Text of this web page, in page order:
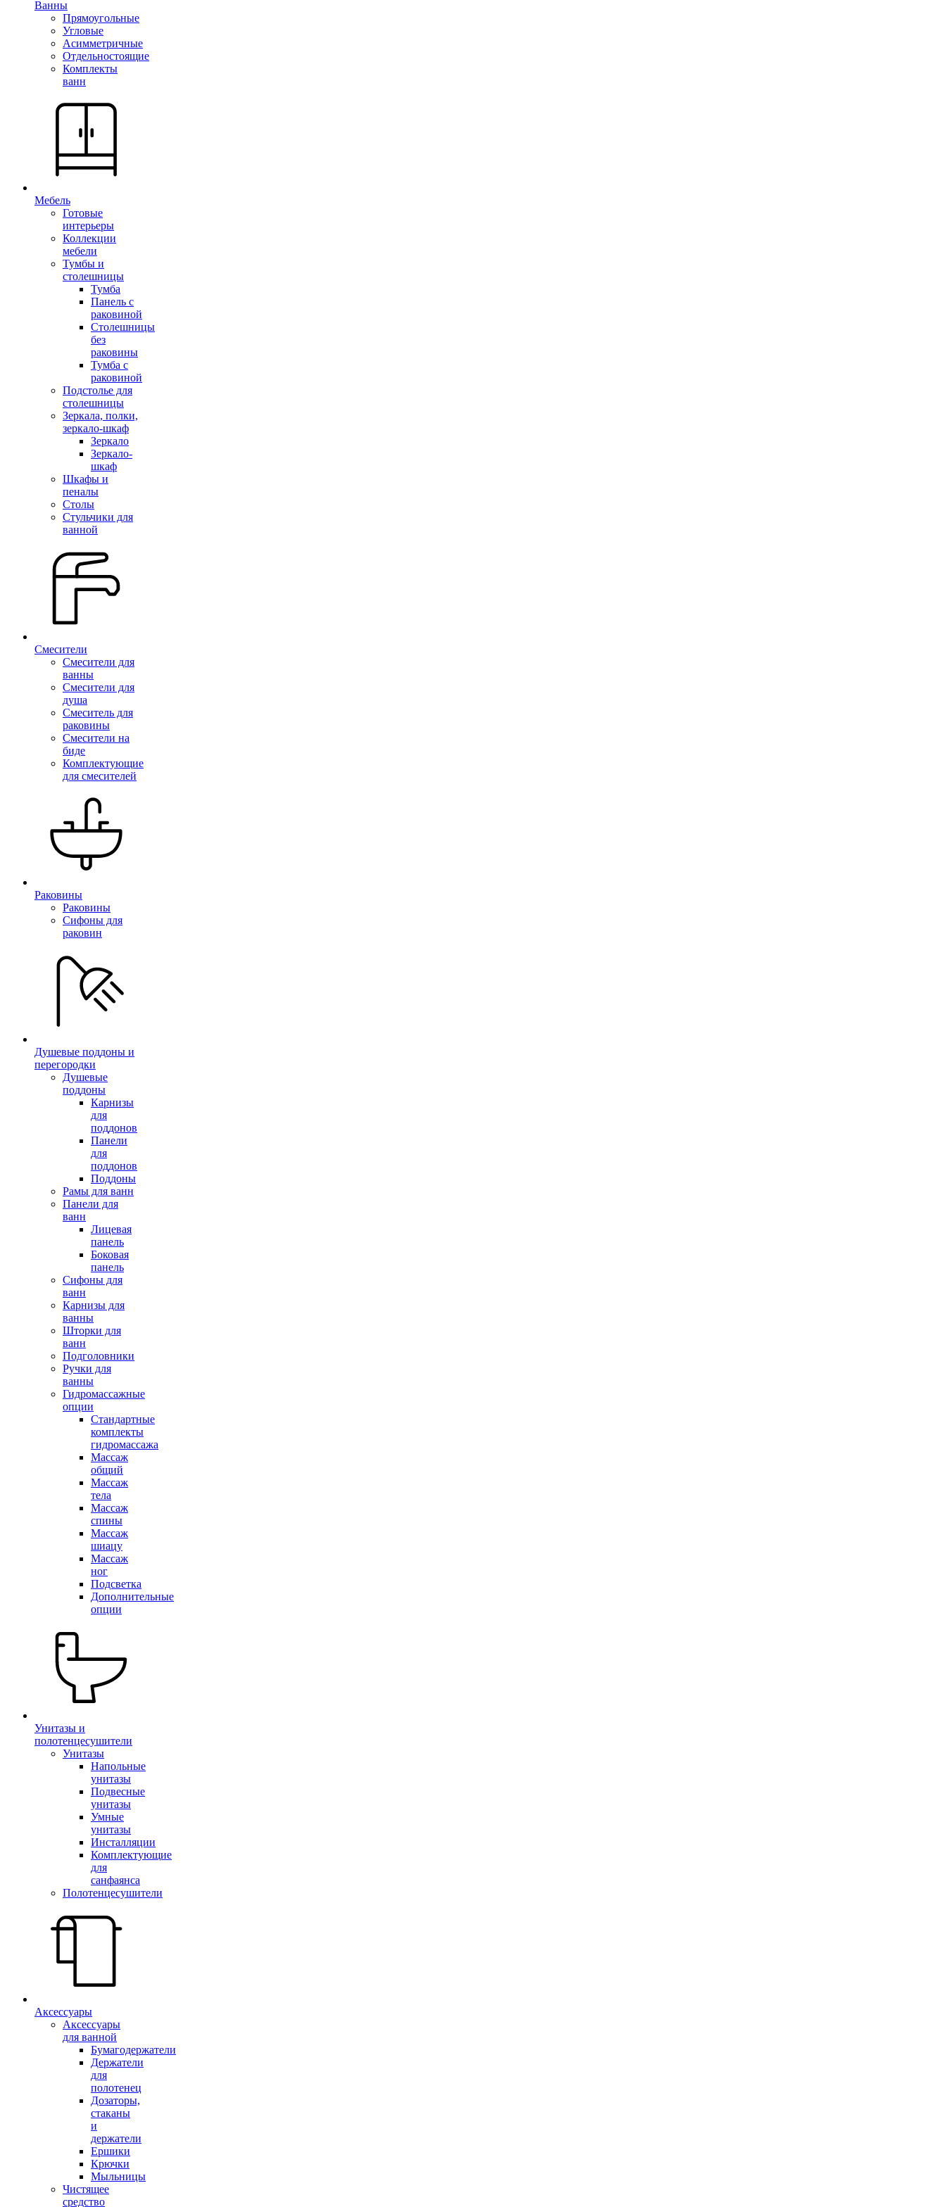
Ванны
Прямоугольные
Угловые
Асимметричные
Отдельностоящие
Комплекты
ванн
Мебель
Готовые
интерьеры
Коллекции
мебели
Тумбы и
столешницы
Тумба
Панель с
раковиной
Столешницы
без
раковины
Тумба с
раковиной
Подстолье для
столешницы
Зеркала, полки,
зеркало-шкаф
Зеркало
Зеркало-
шкаф
Шкафы и
пеналы
Столы
Стульчики для
ванной
Смесители
Смесители для
ванны
Смесители для
душа
Смеситель для
раковины
Смесители на
биде
Комплектующие
для смесителей
Раковины
Раковины
Сифоны для
раковин
Душевые поддоны и
перегородки
Душевые
поддоны
Карнизы
для
поддонов
Панели
для
поддонов
Поддоны
Рамы для ванн
Панели для
ванн
Лицевая
панель
Боковая
панель
Сифоны для
ванн
Карнизы для
ванны
Шторки для
ванн
Подголовники
Ручки для
ванны
Гидромассажные
опции
Стандартные
комплекты
гидромассажа
Массаж
общий
Массаж
тела
Массаж
спины
Массаж
шиацу
Массаж
ног
Подсветка
Дополнительные
опции
Унитазы и
полотенцесушители
Унитазы
Напольные
унитазы
Подвесные
унитазы
Умные
унитазы
Инсталляции
Комплектующие
для
санфаянса
Полотенцесушители
Аксессуары
Аксессуары
для ванной
Бумагодержатели
Держатели
для
полотенец
Дозаторы,
стаканы
и
держатели
Ершики
Крючки
Мыльницы
Чистящее
средство